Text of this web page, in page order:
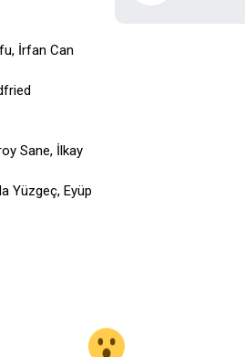
İrfan Can
Sane, İlkay
Yüzgeç, Eyüp